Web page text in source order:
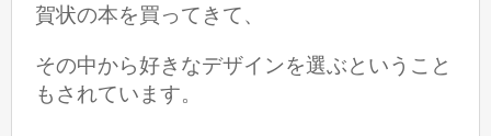
賀状の本を買ってきて、
その中から好きなデザインを選ぶということ
もされています。